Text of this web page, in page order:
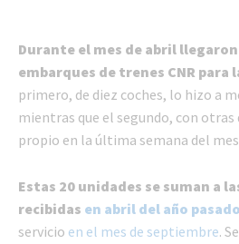
Durante el mes de abril
embarques de trenes CNR para
primero, de diez coches, lo hizo a
mientras que el segundo, con otras
propio en la última semana del
Estas 20 unidades se suman a
recibidas en abril del año pasado
servicio en el mes de septiembre.